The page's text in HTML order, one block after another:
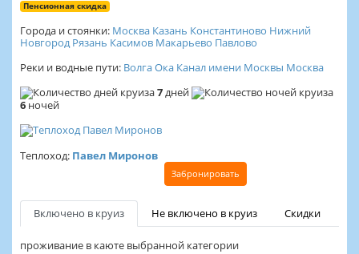
Пенсионная скидка
Города и стоянки: Москва Казань Константиново Нижний
Новгород Рязань Касимов Макарьево Павлово
Реки и водные пути: ВолгаОка Канал имени Москвы Москва
7дней
6 ночей
Теплоход: Павел Миронов
Забронировать
Включено в круиз Не включено в круиз Скидки
проживание в каюте выбранной категории